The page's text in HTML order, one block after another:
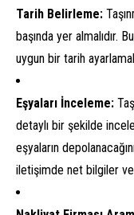
Tarih Belirleme:
başında yer almalıdır.
uygun bir tarih
Eşyaları İnceleme:
detaylı bir şekilde
eşyaların
iletişimde net bilgiler